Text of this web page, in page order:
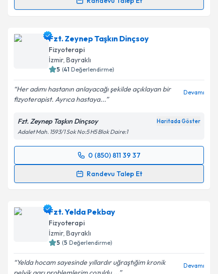
takvim hazırlandığında e-posta ile bilgilendireceğiz.
E-posta Adresiniz
Kişisel verilerimin işlenmesine ilişkin
kapsamda işlenmesini kabul ediyorum.
Takvim Talebini Gönder
Fzt. Zeynep Taşkın Dinçsoy
Fizyoterapi
İzmir, Bayraklı
5 (41 Değerlendirme)
Her adımı hastanın anlayacağı şekilde açıklayan bir
fizyoterapist. Ayrıca hastaya...
Devamı
Fzt. Zeynep Taşkın Dinçsoy Haritada Göster
Adalet Mah. 1593/1 Sok No:5 H5 Blok Daire:1
0 (850) 811 39 37
Randevu Talep Et
Randevu Takvimi Talebi
için bir takvim hazırlandığında e-posta ile
bilgilendireceğiz.
E-posta Adresiniz
Fzt. Yelda Pekbay
Fizyoterapi
İzmir, Bayraklı
5 (5 Değerlendirme)
Yelda hocam sayesinde yıllardır uğraştığim kronik
Devamı